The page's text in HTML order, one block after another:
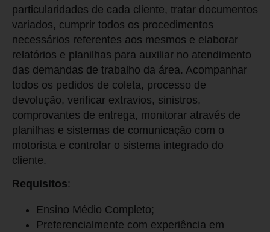
particularidades de cada cliente, tratar documentos
variados, cumprir todos os procedimentos
necessários referentes aos mesmos e elaborar
relatórios e planilhas para auxiliar no atendimento
das demandas de trabalho da área. Acompanhar
todos os pedidos de coleta, processo de
devolução, verificar extravios, sinistros,
comprovantes de entrega, monitorar através de
planilhas e sistemas de comunicação com o
motorista e controlar o sistema integrado do
cliente.
Requisitos:
Ensino Médio Completo;
Preferencialmente com experiência em